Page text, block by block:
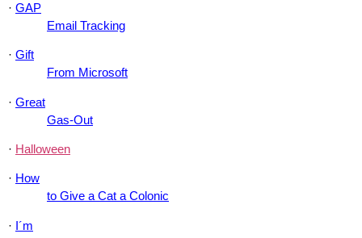
· GAP
Email Tracking
· Gift
From Microsoft
· Great
Gas-Out
· Halloween
· How
to Give a Cat a Colonic
· I´m